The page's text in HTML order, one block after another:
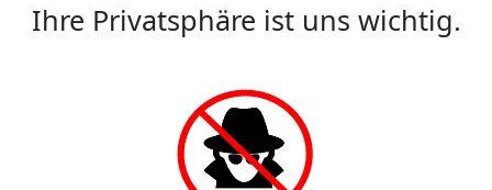
Ihre Privatsphäre ist uns wichtig.